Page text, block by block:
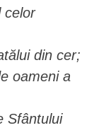
celor
din cer;
oameni a
Sfântului